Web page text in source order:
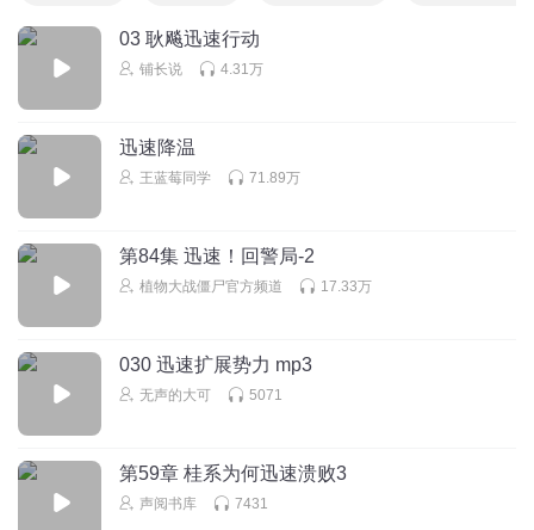
03 耿飚迅速行动
铺长说 4.31万
迅速降温
王蓝莓同学 71.89万
第84集 迅速！回警局-2
植物大战僵尸官方频道 17.33万
030 迅速扩展势力 mp3
无声的大可 5071
第59章 桂系为何迅速溃败3
声阅书库 7431